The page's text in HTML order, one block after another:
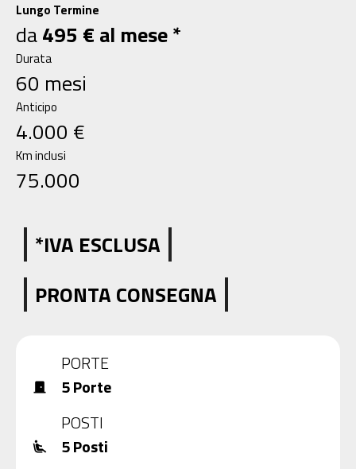
Lungo Termine
da495 € al mese *
Durata
60 mesi
Anticipo
4.000 €
Km inclusi
75.000
*IVA ESCLUSA
PRONTA CONSEGNA
PORTE
door_front
5 Porte
POSTI
airline_seat_recline_extra
5 Posti